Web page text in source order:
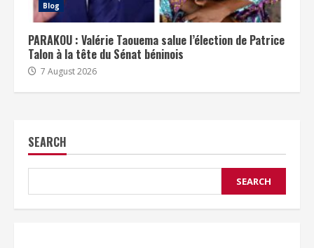
Blog
PARAKOU : Valérie Taouema salue l’élection de Patrice
Talon à la tête du Sénat béninois
7 August 2026
SEARCH
SEARCH